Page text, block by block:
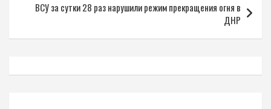
ВСУ за сутки 28 раз нарушили режим прекращения огня в
ДНР